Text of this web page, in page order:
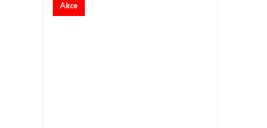
Akce